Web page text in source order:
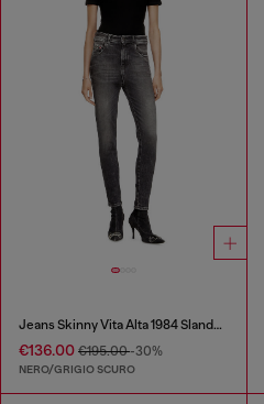
Jeans Skinny Vita Alta 1984 Slandy-High
€136.00 €195.00-30%
NERO/GRIGIO SCURO